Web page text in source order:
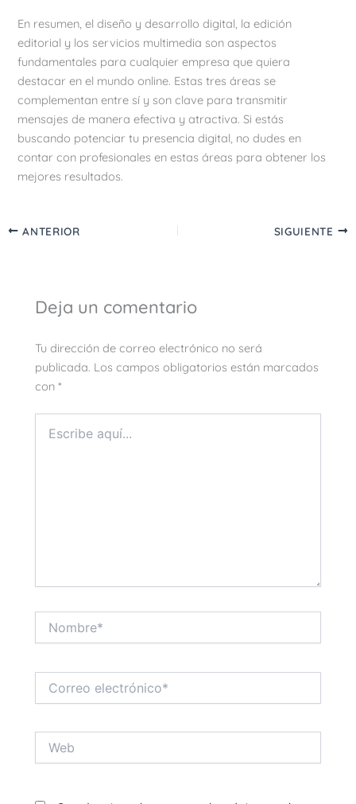
En resumen, el diseño y desarrollo digital, la edición
editorial y los servicios multimedia son aspectos
fundamentales para cualquier empresa que quiera
destacar en el mundo online. Estas tres áreas se
complementan entre sí y son clave para transmitir
mensajes de manera efectiva y atractiva. Si estás
buscando potenciar tu presencia digital, no dudes en
contar con profesionales en estas áreas para obtener los
mejores resultados.
ANTERIOR SIGUIENTE
Deja un comentario
Tu dirección de correo electrónico no será
publicada. Los campos obligatorios están marcados
con*
aquí...
electrónico*